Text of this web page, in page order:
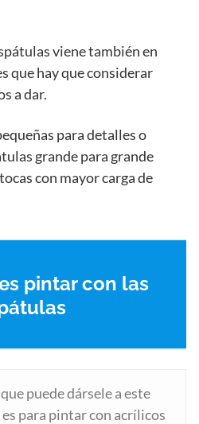
viene también en
que hay que considerar
a dar.
para detalles o
grande para grande
con mayor carga de
pintar con las
puede dársele a este
para pintar con acrílicos